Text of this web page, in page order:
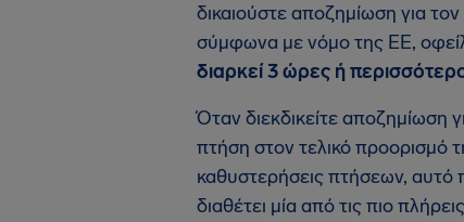
δικαιούστε αποζημίωση για
σύμφωνα με νόμο της ΕΕ,
διαρκεί 3 ώρες ή
Όταν διεκδικείτε
πτήση στον τελικό προορισμό
καθυστερήσεις πτήσεων,
διαθέτει μία από τις πιο